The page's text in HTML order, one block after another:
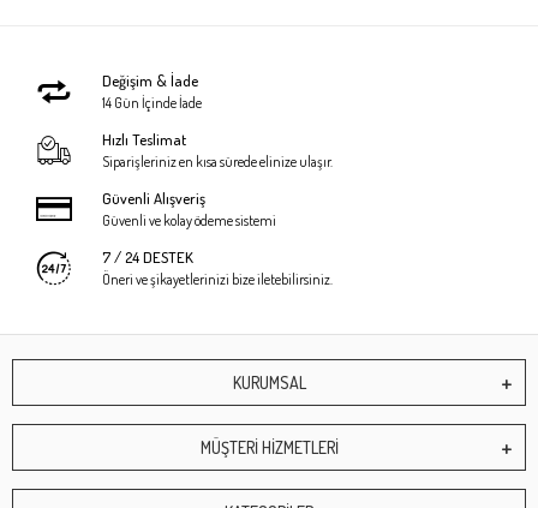
Değişim & İade
14 Gün İçinde İade
Hızlı Teslimat
Siparişleriniz en kısa sürede elinize ulaşır.
Güvenli Alışveriş
Güvenli ve kolay ödeme sistemi
7 / 24 DESTEK
Öneri ve şikayetlerinizi bize iletebilirsiniz.
KURUMSAL
MÜŞTERİ HİZMETLERİ